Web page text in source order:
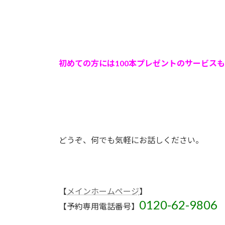
初めての方には100本プレゼントのサービス
どうぞ、何でも気軽にお話しください。
【 メインホームページ】
【予約専用電話番号】 0120-62-9806